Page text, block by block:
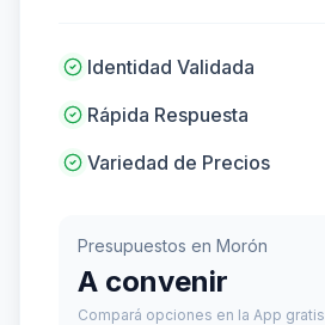
Identidad Validada
Rápida Respuesta
Variedad de Precios
Presupuestos en Morón
A convenir
Compará opciones en la App gratis